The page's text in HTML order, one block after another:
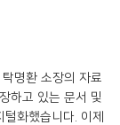
명환 소장의 자료
하고 있는 문서 및
화했습니다. 이제